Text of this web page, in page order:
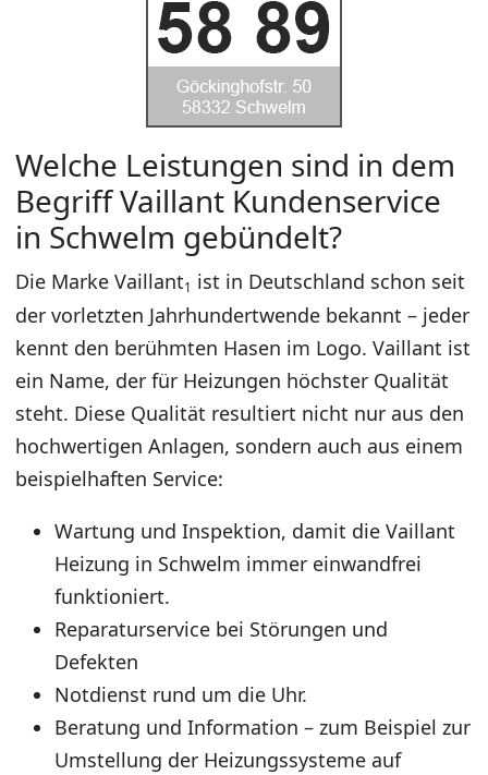
Welche Leistungen sind in dem
Begriff Vaillant Kundenservice
in Schwelm gebündelt?
Die Marke Vaillant1 ist in Deutschland schon seit
der vorletzten Jahrhundertwende bekannt – jeder
kennt den berühmten Hasen im Logo. Vaillant ist
ein Name, der für Heizungen höchster Qualität
steht. Diese Qualität resultiert nicht nur aus den
hochwertigen Anlagen, sondern auch aus einem
beispielhaften Service:
Wartung und Inspektion, damit die Vaillant
Heizung in Schwelm immer einwandfrei
funktioniert.
Reparaturservice bei Störungen und
Defekten
Notdienst rund um die Uhr.
Beratung und Information – zum Beispiel zur
Umstellung der Heizungssysteme auf